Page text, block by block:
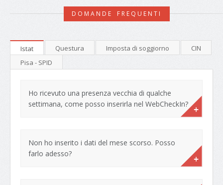
DOMANDE FREQUENTI
Istat Questura Imposta di soggiorno
CIN
Pisa - SPID
Ho ricevuto una presenza vecchia di qualche
settimana, come posso inserirla nel WebCheckIn?
Non ho inserito i dati del mese scorso. Posso
farlo adesso?